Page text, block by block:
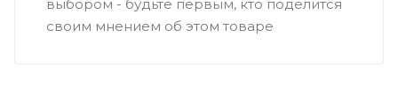
выбором - будьте первым, кто поделится
своим мнением об этом товаре